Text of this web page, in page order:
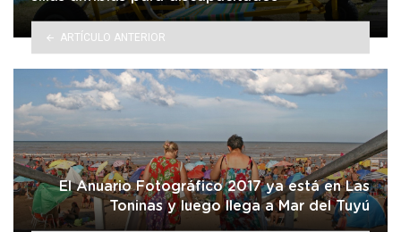
ARTÍCULO ANTERIOR
El Anuario Fotográfico 2017 ya está en Las
Toninas y luego llega a Mar del Tuyú